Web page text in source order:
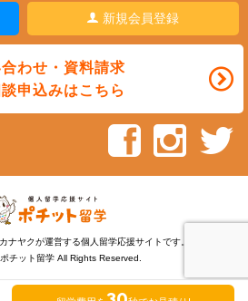
新規会員登録
わせ・資料請求
申込みはこちら
ナヤクが運営する個人留学応援サイトです。
チット留学 All Rights Reserved.